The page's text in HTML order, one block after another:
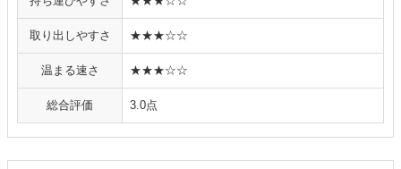
取り出しやすさ ★★★☆☆
温まる速さ ★★★☆☆
総合評価 3.0点